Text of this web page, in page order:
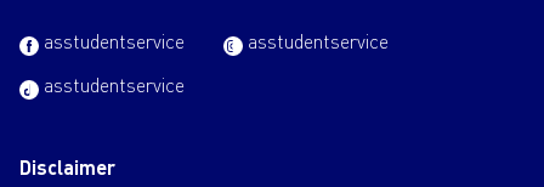
asstudentservice
asstudentservice
asstudentservice
Disclaimer